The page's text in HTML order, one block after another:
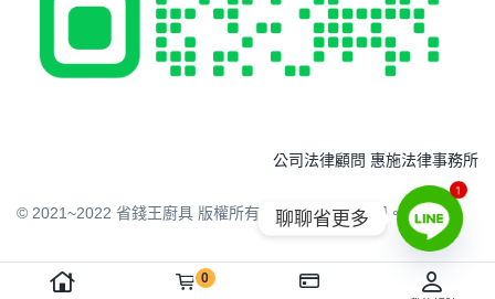
0
© 2021~2022 省錢王廚具 版權所有 請勿任意下載引用。
公司法律顧問 惠施法律事務所
1
聊聊省更多